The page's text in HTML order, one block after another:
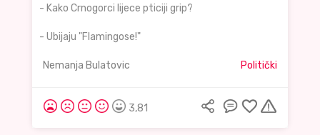
- Kako Crnogorci lijece pticiji grip?
- Ubijaju "Flamingose!"
Nemanja Bulatovic Politički
3,81